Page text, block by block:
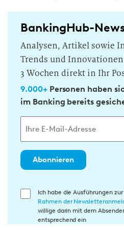
BankingHub-
Analysen, Artikel sowie
Trends und
3 Wochen direkt in Ihr
9.000+Personen haben
im Banking bereits
Abonnieren
E
Ich habe die Ausführungen zur
Rahmen der
willige darin mit dem
entsprechend ein